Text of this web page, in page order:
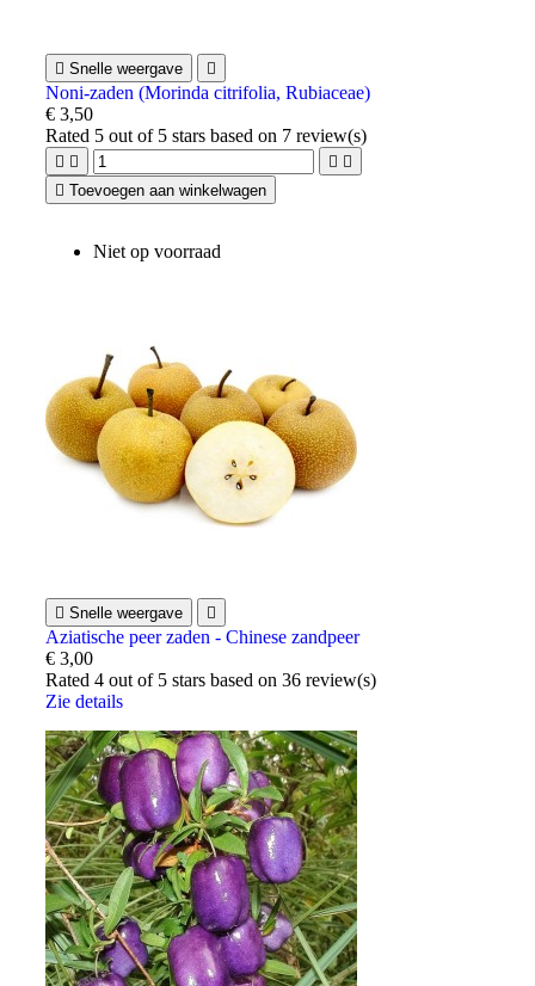
 Snelle weergave 
Noni-zaden (Morinda citrifolia, Rubiaceae)
€ 3,50
Rated 5 out of 5 stars based on 7 review(s)
   
 Toevoegen aan winkelwagen
Niet op voorraad
 Snelle weergave 
Aziatische peer zaden - Chinese zandpeer
€ 3,00
Rated4 out of 5 stars based on36 review(s)
Zie details